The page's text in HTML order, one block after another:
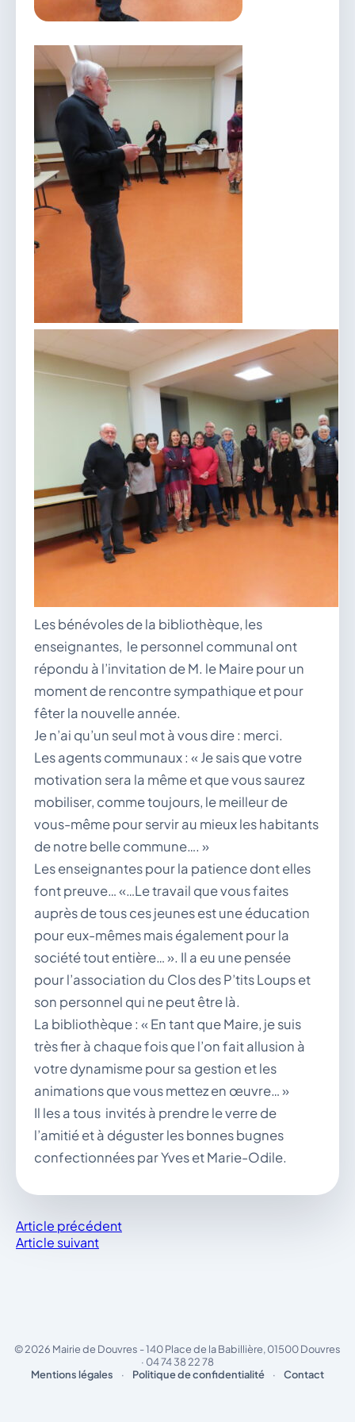
mairie@douvres.fr
140 Place de la Babillière, 01500 Douvres
Contacter la mairie
Le guichet des associations
publier une annonce
Les bénévoles de la bibliothèque, les
enseignantes, le personnel communal ont
répondu à l’invitation de M. le Maire pour un
moment de rencontre sympathique et pour
fêter la nouvelle année.
Je n’ai qu’un seul mot à vous dire : merci.
Les agents communaux : « Je sais que votre
motivation sera la même et que vous saurez
mobiliser, comme toujours, le meilleur de
vous-même pour servir au mieux les habitants
de notre belle commune…. »
Les enseignantes pour la patience dont elles
font preuve… «…Le travail que vous faites
auprès de tous ces jeunes est une éducation
pour eux-mêmes mais également pour la
société tout entière… ». Il a eu une pensée
pour l’association du Clos des P’tits Loups et
son personnel qui ne peut être là.
La bibliothèque : « En tant que Maire, je suis
très fier à chaque fois que l’on fait allusion à
votre dynamisme pour sa gestion et les
animations que vous mettez en œuvre… »
Il les a tous invités à prendre le verre de
l’amitié et à déguster les bonnes bugnes
confectionnées par Yves et Marie-Odile.
Article précédent
Article suivant
© 2026 Mairie de Douvres - 140 Place de la Babillière, 01500 Douvres
· 04 74 38 22 78
Mentions légales
· Politique de confidentialité · Contact